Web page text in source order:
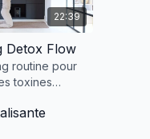
22:39
Detox Flow
routine pour
toxines
fêtes.